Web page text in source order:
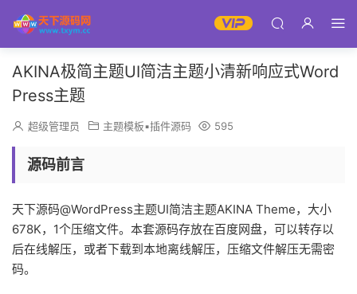
AKINA极简主题UI简洁主题小清新响应式Word
Press主题
超级管理员 主题模板▪插件源码 595
源码前言
天下源码@WordPress主题UI简洁主题AKINA Theme，大小
678K，1个压缩文件。本套源码存放在百度网盘，可以转存以
后在线解压，或者下载到本地离线解压，压缩文件解压无需密
码。